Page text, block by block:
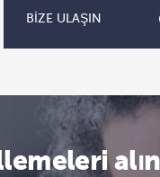
BIZE ULAŞIN
alın